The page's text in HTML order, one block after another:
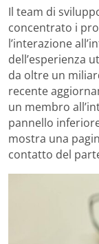
Il team di
concentrato i
l’interazione
dell’esperienza
da oltre un
recente
un membro
pannello
mostra una
contatto del